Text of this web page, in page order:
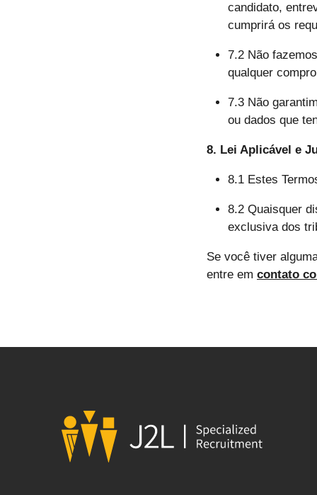
candidato,
cumprirá os
7.2 Não
qualquer
7.3 Não
ou dados que
8. Lei Aplicável e
8.1 Estes
8.2 Quaisquer
exclusiva dos
Se você tiver
entre em contato